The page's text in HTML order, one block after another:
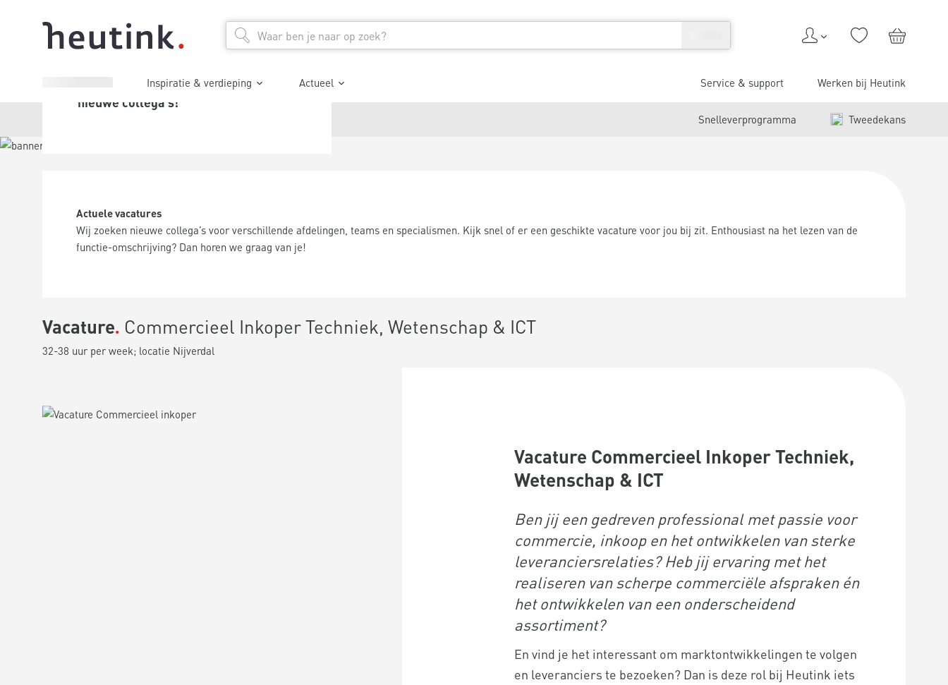
Inspiratie & verdieping Actueel Service & support Werken bij Heutink
Snelleverprogramma Tweedekans
Bekijk onze vacatures en solliciteer direct
daarom regelmatig op zoek naar
nieuwe collega’s!
Actuele vacatures
Wij zoeken nieuwe collega’s voor verschillende afdelingen, teams en specialismen. Kijk snel of er een geschikte vacature voor jou bij zit. Enthousiast na het lezen van de
functie-omschrijving? Dan horen we graag van je!
Vacature Commercieel Inkoper Techniek, Wetenschap & ICT
32-38 uur per week; locatie Nijverdal
Vacature Commercieel Inkoper Techniek,
Wetenschap & ICT
Ben jij een gedreven professional met passie voor
commercie, inkoop en het ontwikkelen van sterke
leveranciersrelaties? Heb jij ervaring met het
realiseren van scherpe commerciële afspraken én
het ontwikkelen van een onderscheidend
assortiment?
En vind je het interessant om marktontwikkelingen te volgen
en leveranciers te bezoeken? Dan is deze rol bij Heutink iets